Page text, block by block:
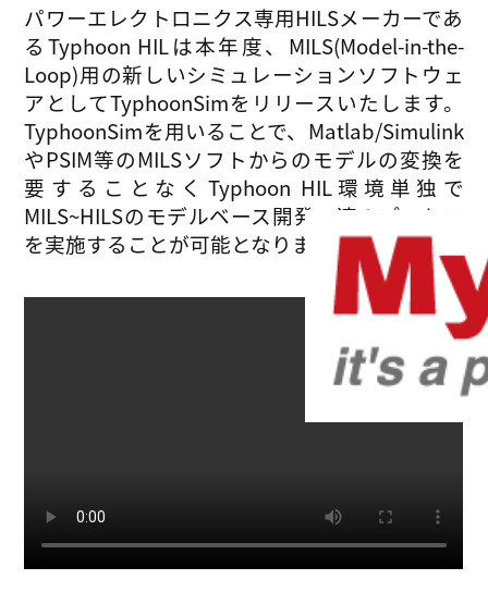
パワーエレクトロニクス専用HILSメーカーであ
るTyphoon HILは本年度、MILS(Model-in-the-
Loop)用の新しいシミュレーションソフトウェ
アとしてTyphoonSimをリリースいたします。
TyphoonSimを用いることで、Matlab/Simulink
やPSIM等のMILSソフトからのモデルの変換を
要することなくTyphoon HIL環境単独で
MILS~HILSのモデルベース開発一連のプロセス
を実施することが可能となります。